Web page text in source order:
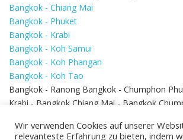
Bangkok - Chiang Mai
Bangkok - Phuket
Bangkok - Krabi
Bangkok - Koh Samui
Bangkok - Koh Phangan
Bangkok - Koh Tao
Bangkok - Ranong Bangkok - Chumphon
Krabi - Bangkok Chiang Mai - Bangkok
Bangkok - Hua Hin
Wir verwenden Cookies auf unserer
relevanteste Erfahrung zu bieten, indem